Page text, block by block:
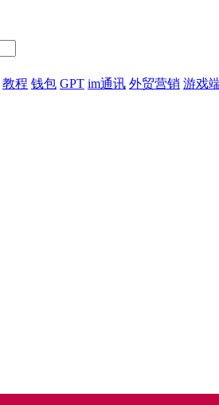
教程 钱包 GPT im通讯 外贸营销 游戏